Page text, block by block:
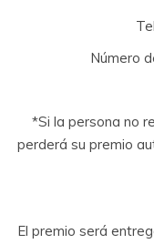
Número
*Si la persona no
perderá su premio
El premio será